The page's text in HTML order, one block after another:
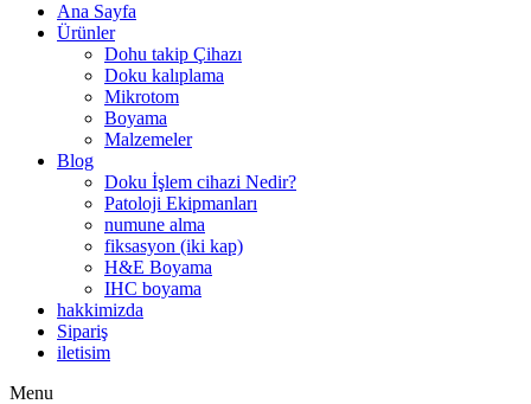
Ana Sayfa
Ürünler
Dohu takip Çihazı
Doku kalıplama
Mikrotom
Boyama
Malzemeler
Blog
Doku İşlem cihazi Nedir?
Patoloji Ekipmanları
numune alma
fiksasyon (iki kap)
H&E Boyama
IHC boyama
hakkimizda
Sipariş
iletisim
Menu